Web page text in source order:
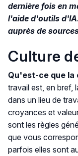
dernière fois en
l'aide d'outils
auprès de
Culture
Qu'est-ce que la
travail est, en
dans un lieu de
croyances et
sont les règles
que vous
parfois elles sont